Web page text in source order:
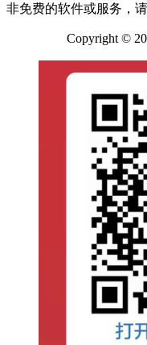
非免费的软件或服务，
Copyright ©